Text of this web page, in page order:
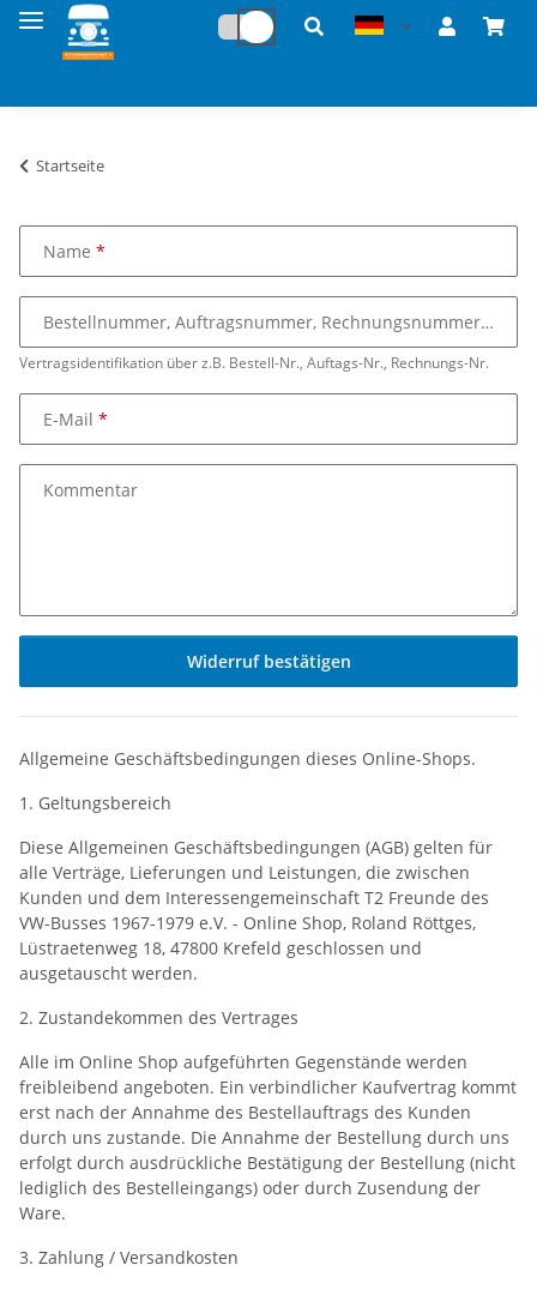
Startseite
Name
Vertragsidentifikation über z.B. Bestell-Nr., Auftags-Nr., Rechnungs-Nr.
Bestellnummer, Auftragsnummer, Rechnungsnummer
E-Mail
Kommentar
Widerruf bestätigen
Allgemeine Geschäftsbedingungen dieses Online-Shops.
1. Geltungsbereich
Diese Allgemeinen Geschäftsbedingungen (AGB) gelten für
alle Verträge, Lieferungen und Leistungen, die zwischen
Kunden und dem Interessengemeinschaft T2 Freunde des
VW-Busses 1967-1979 e.V. - Online Shop, Roland Röttges,
Lüstraetenweg 18, 47800 Krefeld geschlossen und
ausgetauscht werden.
2. Zustandekommen des Vertrages
Alle im Online Shop aufgeführten Gegenstände werden
freibleibend angeboten. Ein verbindlicher Kaufvertrag kommt
erst nach der Annahme des Bestellauftrags des Kunden
durch uns zustande. Die Annahme der Bestellung durch uns
erfolgt durch ausdrückliche Bestätigung der Bestellung (nicht
lediglich des Bestelleingangs) oder durch Zusendung der
Ware.
3. Zahlung / Versandkosten